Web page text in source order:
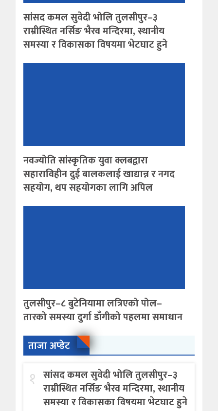
सांसद कमल सुवेदी भोलि तुलसीपुर–३
राम्रीस्थित नर्सिङ भैरव मन्दिरमा, स्थानीय
समस्या र विकासका विषयमा भेटघाट हुने
नवज्योति सांस्कृतिक युवा क्लबद्वारा
सहाराविहीन दुई बालकलाई खाद्यान्न र नगद
सहयोग, थप सहयोगका लागि अपिल
तुलसीपुर–८ बुटेनियामा लत्रिएको पोल–
तारको समस्या दुर्गा डाँगीको पहलमा समाधान
ताजा अप्डेट
१ सांसद कमल सुवेदी भोलि तुलसीपुर–३
राम्रीस्थित नर्सिङ भैरव मन्दिरमा, स्थानीय
समस्या र विकासका विषयमा भेटघाट हुने